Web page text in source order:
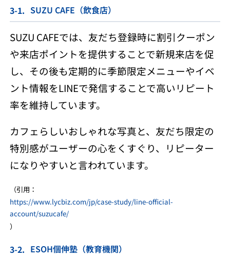
SUZU CAFE（飲食店）
SUZU CAFEでは、友だち登録時に割引クーポン
や来店ポイントを提供することで新規来店を促
し、その後も定期的に季節限定メニューやイベ
ント情報をLINEで発信することで高いリピート
率を維持しています。
カフェらしいおしゃれな写真と、友だち限定の
特別感がユーザーの心をくすぐり、リピーター
になりやすいと言われています。
（引用：
https://www.lycbiz.com/jp/case-study/line-official-
account/suzucafe/
）
ESOH個伸塾（教育機関）